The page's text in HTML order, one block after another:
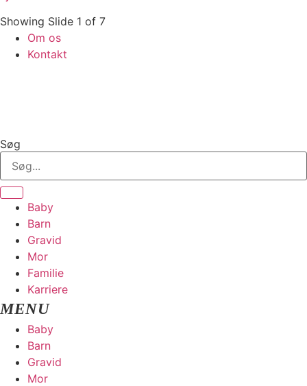
Showing Slide 1 of 7
Om os
Kontakt
Søg
Baby
Barn
Gravid
Mor
Familie
Karriere
Baby
Barn
Gravid
Mor